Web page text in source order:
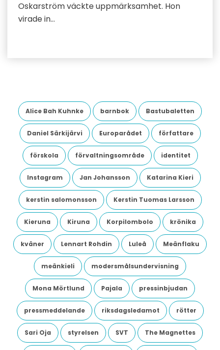
Oskarström väckte uppmärksamhet. Hon
virade in…
Alice Bah Kuhnke barnbok Bastubaletten
Daniel Särkijärvi Europarådet författare
förskola förvaltningsområde identitet
Instagram Jan Johansson Katarina Kieri
kerstin salomonsson Kerstin Tuomas Larsson
Kieruna Kiruna Korpilombolo krönika
kväner Lennart Rohdin Luleå Meänflaku
meänkieli modersmålsundervisning
Mona Mörtlund Pajala pressinbjudan
pressmeddelande riksdagsledamot rötter
Sari Oja styrelsen SVT The Magnettes